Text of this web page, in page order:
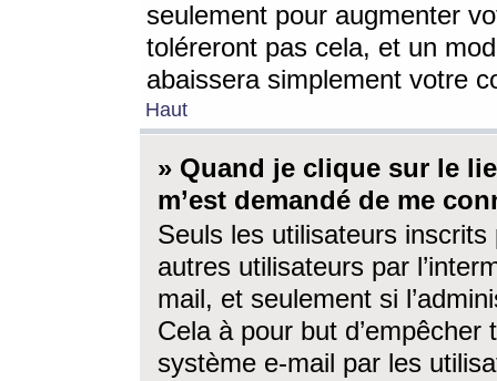
seulement pour augmenter
toléreront pas cela, et un
abaissera simplement votre
Haut
» Quand je clique sur le
m’est demandé de me
Seuls les utilisateurs
autres utilisateurs par
mail, et seulement si
Cela à pour but
système e-mail par les